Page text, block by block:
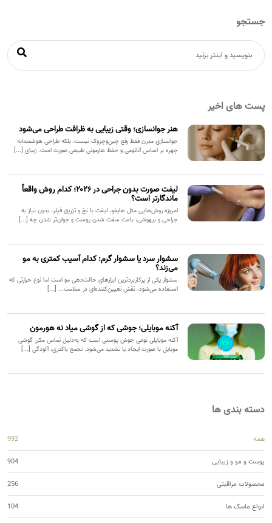
جستجو
پست های اخیر
هنر جوانسازی؛ وقتی زیبایی به ظرافت طراحی می‌شود
جوانسازی مدرن فقط رفع چین‌وچروک نیست، بلکه طراحی هوشمندانه
چهره بر اساس آناتومی و حفظ هارمونی طبیعی صورت است. زیبای [...]
لیفت صورت بدون جراحی در ۲۰۲۶؛ کدام روش واقعاً
ماندگارتر است؟
امروزه روش‌هایی مثل هایفو، لیفت با نخ و تزریق فیلر، بدون نیاز به
جراحی و بیهوشی، باعث سفت شدن پوست و جوان‌تر شدن چه [...]
سشوار سرد یا سشوار گرم: کدام آسیب کمتری به مو
می‌زند؟
سشوار یکی از پرکاربردترین ابزارهای حالت‌دهی مو است اما نوع حرارتی که
استفاده می‌شود، نقش تعیین‌کننده‌ای در سلامت... [...]
آکنه موبایلی؛ جوشی که از گوشی میاد نه هورمون
آکنه موبایلی نوعی جوش پوستی است که به‌دلیل تماس مکرر گوشی
موبایل با صورت ایجاد یا تشدید می‌شود. تجمع باکتری، آلودگی [...]
دسته بندی ها
همه 992
پوست و مو و زیبایی 904
محصولات مراقبتی 256
انواع ماسک ها 104